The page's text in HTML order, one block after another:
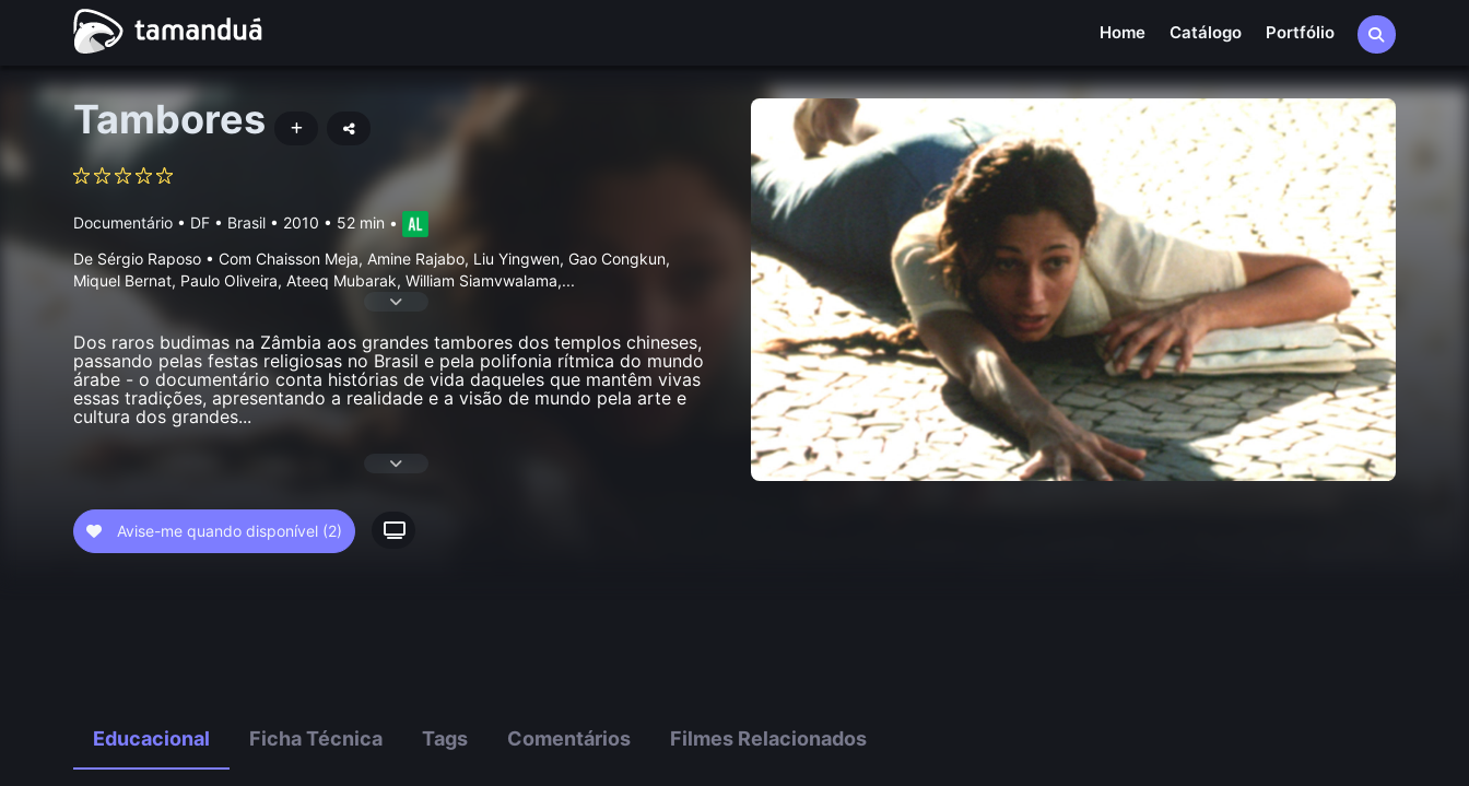
Home Catálogo Portfólio
Tambores
Documentário • DF • Brasil • 2010 • 52 min •
De Sérgio Raposo • Com Chaisson Meja, Amine Rajabo, Liu Yingwen, Gao Congkun,
Miquel Bernat, Paulo Oliveira, Ateeq Mubarak, William Siamvwalama,...
Dos raros budimas na Zâmbia aos grandes tambores dos templos chineses,
passando pelas festas religiosas no Brasil e pela polifonia rítmica do mundo
árabe - o documentário conta histórias de vida daqueles que mantêm vivas
essas tradições, apresentando a realidade e a visão de mundo pela arte e
cultura dos grandes...
Avise-me quando disponível (2)
Educacional Ficha Técnica Tags Comentários Filmes Relacionados